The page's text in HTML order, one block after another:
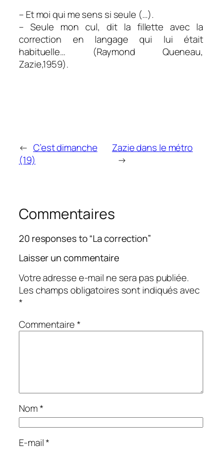
– Et moi qui me sens si seule (…).
– Seule mon cul, dit la fillette avec la
correction en langage qui lui était
habituelle… (Raymond Queneau,
Zazie,1959).
← C’est dimanche
(19)
Zazie dans le métro
→
Commentaires
20 responses to “La correction”
Laisser un commentaire
Votre adresse e-mail ne sera pas publiée.
Les champs obligatoires sont indiqués avec
*
Commentaire*
Nom*
E-mail*